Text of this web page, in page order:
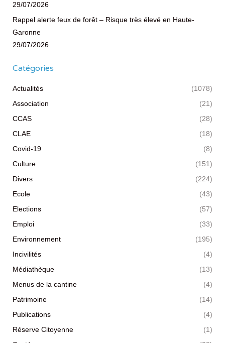
29/07/2026
Rappel alerte feux de forêt – Risque très élevé en Haute-
Garonne
29/07/2026
Catégories
Actualités
(1078)
Association
(21)
CCAS
(28)
CLAE
(18)
Covid-19
(8)
Culture
(151)
Divers
(224)
Ecole
(43)
Elections
(57)
Emploi
(33)
Environnement
(195)
Incivilités
(4)
Médiathèque
(13)
Menus de la cantine
(4)
Patrimoine
(14)
Publications
(4)
Réserve Citoyenne
(1)